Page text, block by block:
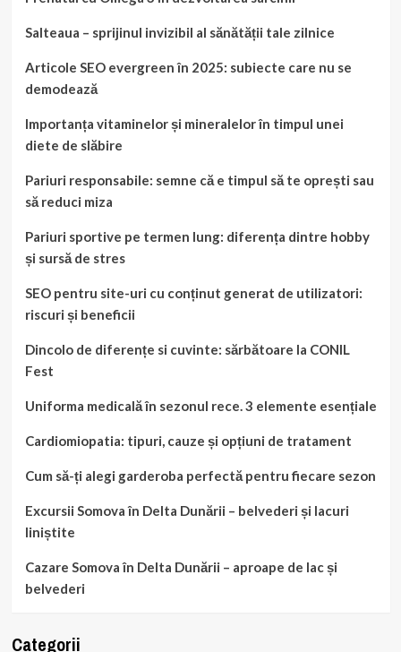
Salteaua – sprijinul invizibil al sănătății tale zilnice
Articole SEO evergreen în 2025: subiecte care nu se
demodează
Importanța vitaminelor și mineralelor în timpul unei
diete de slăbire
Pariuri responsabile: semne că e timpul să te oprești sau
să reduci miza
Pariuri sportive pe termen lung: diferența dintre hobby
și sursă de stres
SEO pentru site-uri cu conținut generat de utilizatori:
riscuri și beneficii
Dincolo de diferențe si cuvinte: sărbătoare la CONIL
Fest
Uniforma medicală în sezonul rece. 3 elemente esențiale
Cardiomiopatia: tipuri, cauze și opțiuni de tratament
Cum să-ți alegi garderoba perfectă pentru fiecare sezon
Excursii Somova în Delta Dunării – belvederi și lacuri
liniștite
Cazare Somova în Delta Dunării – aproape de lac și
belvederi
Categorii